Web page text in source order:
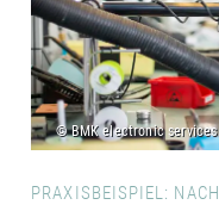
PRAXISBEISPIEL: